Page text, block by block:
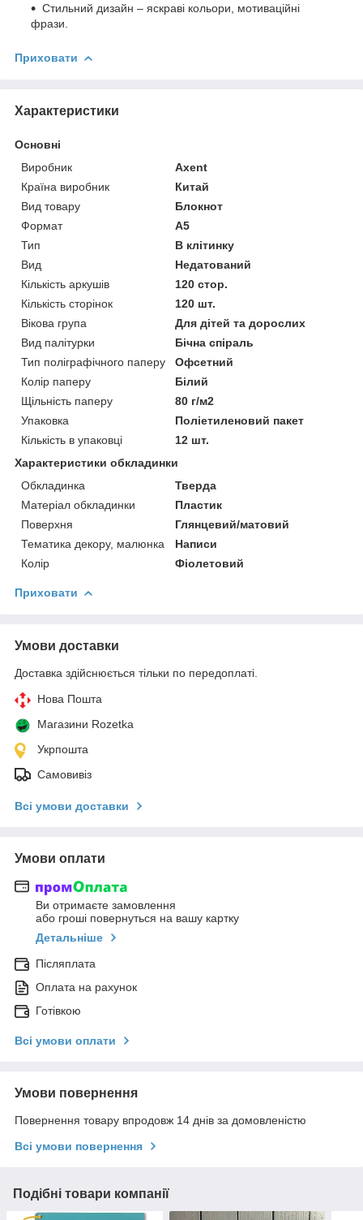
Стильний дизайн – яскраві кольори, мотиваційні
фрази.
Приховати
Характеристики
Основні
Виробник
Axent
Країна виробник
Китай
Вид товару
Блокнот
Формат
A5
Тип
В клітинку
Вид
Недатований
Кількість аркушів
120 стор.
Кількість сторінок
120 шт.
Вікова група
Для дітей та дорослих
Вид палітурки
Бічна спіраль
Тип поліграфічного паперу
Офсетний
Колір паперу
Білий
Щільність паперу
80 г/м2
Упаковка
Поліетиленовий пакет
Кількість в упаковці
12 шт.
Характеристики обкладинки
Обкладинка
Тверда
Матеріал обкладинки
Пластик
Поверхня
Глянцевий/матовий
Тематика декору, малюнка
Написи
Колір
Фіолетовий
Приховати
Умови доставки
Доставка здійснюється тільки по передоплаті.
Нова Пошта
Магазини Rozetka
Укрпошта
Самовивіз
Всі умови доставки
Умови оплати
Ви отримаєте замовлення
або гроші повернуться на вашу картку
Детальніше
Післяплата
Оплата на рахунок
Готівкою
Всі умови оплати
Умови повернення
Повернення товару впродовж 14 днів за домовленістю
Всі умови повернення
Подібні товари компанії